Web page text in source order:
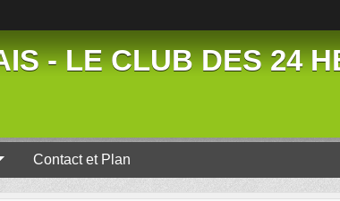
- LE CLUB DES 24
Contact et Plan